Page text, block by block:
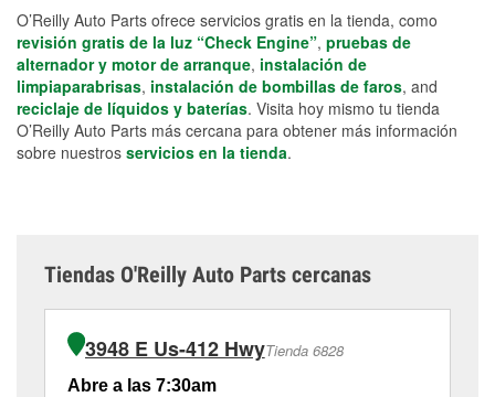
O’Reilly Auto Parts ofrece servicios gratis en la tienda, como
revisión gratis de la luz “Check Engine”, pruebas de
alternador y motor de arranque, instalación de
limpiaparabrisas, instalación de bombillas de faros, and
reciclaje de líquidos y baterías. Visita hoy mismo tu tienda
O’Reilly Auto Parts más cercana para obtener más información
sobre nuestros servicios en la tienda.
Tiendas O'Reilly Auto Parts cercanas
3948 E Us-412 HwyTienda 6828
Abre a las 7:30am